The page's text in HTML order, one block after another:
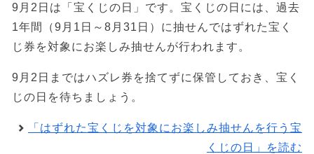
9月2日は「宝くじの日」です。宝くじの日には、過去
1年間（9月1日～8月31日）に抽せんではずれた宝く
じ券を対象にお楽しみ抽せんが行われます。
9月2日まではハズレ券を捨てずに保管しておき、宝く
じの日を待ちましょう。
「はずれた宝くじを対象にお楽しみ抽せんを行う宝
くじの日」を読む